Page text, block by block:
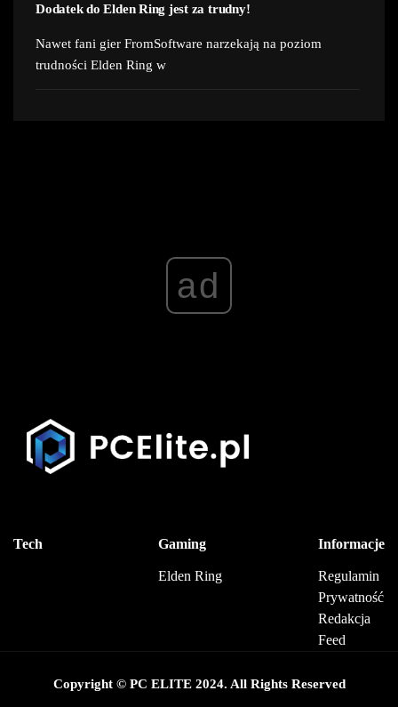
Dodatek do Elden Ring jest za trudny!
Nawet fani gier FromSoftware narzekają na poziom
trudności Elden Ring w
ad
Tech Gaming
Elden Ring
Informacje
Regulamin
Prywatność
Redakcja
Feed
Copyright © PC ELITE 2024. All Rights Reserved